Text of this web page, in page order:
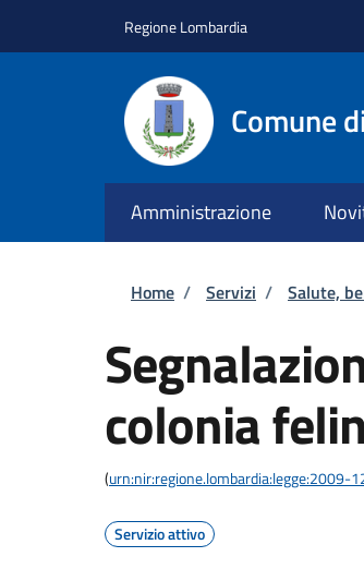
Regione Lombardia
Comune
Amministrazione
Briciole di
Home / Servizi / Salute,
colonia
(urn:nir:regione.lombardia:legge:2009-
Servizio attivo